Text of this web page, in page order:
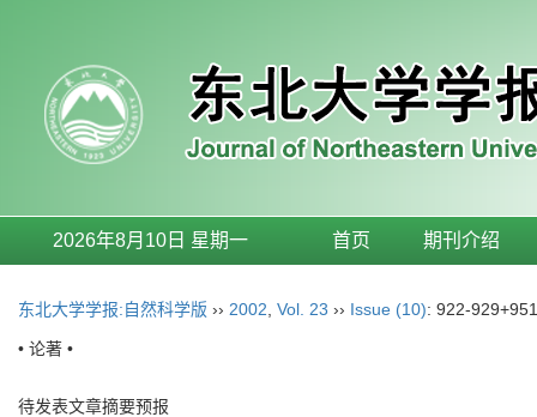
2026年8月10日 星期一 首页 期刊介绍
东北大学学报:自然科学版 ›› 2002 Vol. 23 ›› Issue (10): 922-
• 论著 •
待发表文章摘要预报